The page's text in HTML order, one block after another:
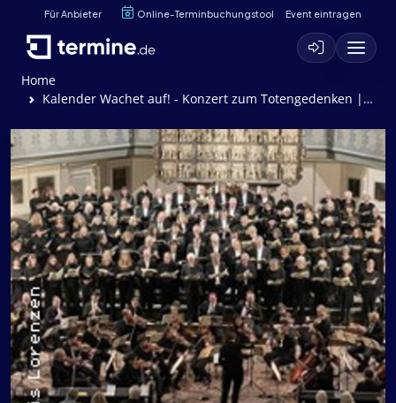
Für Anbieter Online-Terminbuchungstool Event eintragen
Home
Kalender Wachet auf! - Konzert zum Totengedenken | St. Laurentii-Kirche zu Itzehoe